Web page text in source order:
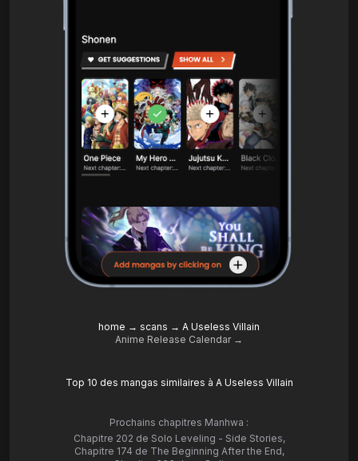
home → scans → A Useless Villain
Anime Release Calendar →
Top 10 des mangas similaires à A Useless Villain
Prochains chapitres Manhwa :
Chapitre 202 de Solo Leveling - Side Stories,
Chapitre 174 de The Beginning After the End,